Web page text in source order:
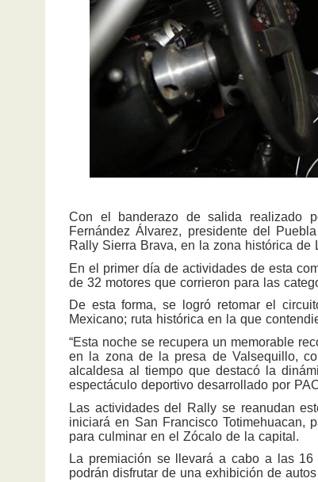
Con el banderazo de salida realizado
Fernández Álvarez, presidente del
Rally Sierra Brava, en la zona histórica de
En el primer día de actividades de esta
de 32 motores que corrieron para las
De esta forma, se logró retomar el
Mexicano; ruta histórica en la que
“Esta noche se recupera un memorable
en la zona de la presa de Valsequillo,
alcaldesa al tiempo que destacó la
espectáculo deportivo desarrollado por
Las actividades del Rally se reanudan
iniciará en San Francisco Totimehuacan,
para culminar en el Zócalo de la capital.
La premiación se llevará a cabo a las
podrán disfrutar de una exhibición de